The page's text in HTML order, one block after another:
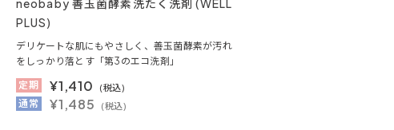
neobaby 善玉菌酵素洗たく洗剤 (WELL
PLUS)
デリケートな肌にもやさしく、善玉菌酵素が汚れ
をしっかり落とす「第3のエコ洗剤」
定期
¥1,410 (税込)
通常 ¥1,485 (税込)